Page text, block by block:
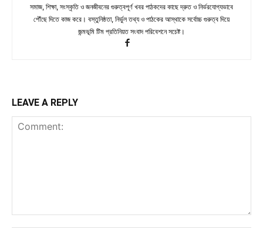
সমাজ, শিক্ষা, সংস্কৃতি ও জনজীবনের গুরুত্বপূর্ণ খবর পাঠকদের কাছে দ্রুত ও নির্ভরযোগ্যভাবে
পৌঁছে দিতে কাজ করে। বস্তুনিষ্ঠতা, নির্ভুল তথ্য ও পাঠকের আস্থাকে সর্বোচ্চ গুরুত্ব দিয়ে
জন্মভূমি টিম প্রতিনিয়ত সংবাদ পরিবেশনে সচেষ্ট।
LEAVE A REPLY